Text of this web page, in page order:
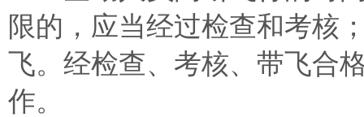
限的，应当经过检查和考核
飞。经检查、考核、带飞合
作。